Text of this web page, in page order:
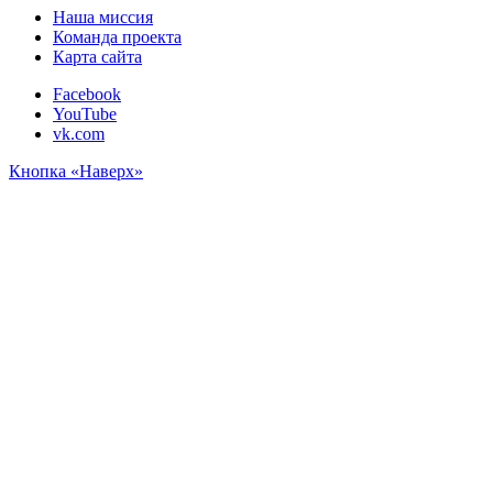
Наша миссия
Команда проекта
Карта сайта
Facebook
YouTube
vk.com
Кнопка «Наверх»